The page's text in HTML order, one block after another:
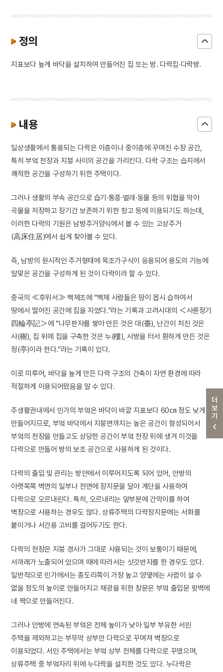
더보기
정의
지표보다 높게 바닥을 설치하여 만들어진 집 또는 방. 다락집·다락방.
내용
일상생활에서 통용되는 다락은 이층이나 중이층에 꾸며진 수장 공간,
특히 부엌 천장과 지붕 사이의 공간을 가리킨다. 다락 구조는 습지에서
쾌적한 공간을 구성하기 위한 주택이다.
그러나 생활의 부속 공간으로 습기·통풍·벌레·동물 등의 위협을 막아
곡물을 저장하고 장기간 보존하기 위한 창고 등에 이용되기도 하는데,
이러한 다락의 기원은 남방주거양식에서 볼 수 있는 고상주거
(高床住居)에서 쉽게 찾아볼 수 있다.
즉, 남방의 원시적인 주거형태에 목조가구식이 응용되어 용도의 기능에
알맞은 공간을 구성하게 된 것이 다락이라 할 수 있다.
중국의 ≪후위서≫ 백제조에 “백제 사람들은 땅이 몹시 습하여서
땅에서 떨어진 공간에 집을 지었다.”라는 기록과 고려시대의 ＜사륜정기
四輪亭記＞에 “나무판자를 쌓아 만든 것은 대(臺), 난간이 처진 것은
사(榭), 집 위에 집을 구축한 것은 누(樓), 사방을 터서 훤하게 만든 것은
정(亭)이라 한다.”라는 기록이 있다.
이로 미루어, 바닥을 높게 만든 다락 구조의 건축이 자연 환경에 따라
적절하게 이용되어왔음을 알 수 있다.
주생활권내에서 민가의 부엌은 바닥이 바깥 지표보다 60㎝ 정도 낮게
만들어지므로, 부엌 바닥에서 지붕면까지는 높은 공간이 형성되어서
부엌의 천장을 만들고도 상당한 공간이 부엌 천장 위에 생겨 이것을
다락으로 만들어 방의 보조 공간으로 사용하게 된 것이다.
다락의 출입 및 관리는 방안에서 이루어지도록 되어 있어, 안방의
아랫목쪽 벽면의 일부나 전면에 장지문을 달아 계단을 사용하여
다락으로 오르내린다. 특히, 오르내리는 앞부분에 간막이를 하여
벽장으로 사용하는 경우도 많다. 상류주택의 다락장지문에는 서화를
붙이거나 서간용 고비를 걸어두기도 한다.
다락의 천장은 지붕 경사가 그대로 사용되는 것이 보통이기 때문에,
서까래가 노출되어 있으며 때에 따라서는 삿갓반자를 한 경우도 있다.
일반적으로 민가에서는 종도리쪽이 가장 높고 양옆에는 사람이 설 수
없을 정도의 높이로 만들어지고 채광을 위한 창문은 부엌 출입문 윗벽에
네 짝으로 만들어진다.
그러나 안방에 연속된 부엌은 전체 높이가 낮아 일부 부유한 서민
주택을 제외하고는 부뚜막 상부만 다락으로 꾸며져 벽장으로
이용되었다. 서민 주택에서는 부엌 상부 전체를 다락으로 꾸몄으며,
상류주택 중 부엌자리 위에 누다락을 설치한 것도 있다. 누다락은